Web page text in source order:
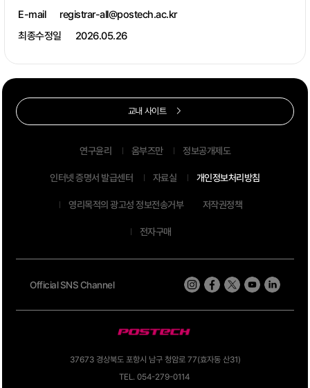
E-mail
registrar-all@postech.ac.kr
최종수정일
2026.05.26
37673 경상북도 포항시 남구 청암로 77(효자동 산31)
TEL. 054-279-0114
Official SNS Channel
연구윤리 옴부즈만 정보공개제도
인터넷 증명서 발급센터 자료실 개인정보처리방침
영리목적의 광고성 정보전송거부 저작권정책
전자구매
교내 사이트